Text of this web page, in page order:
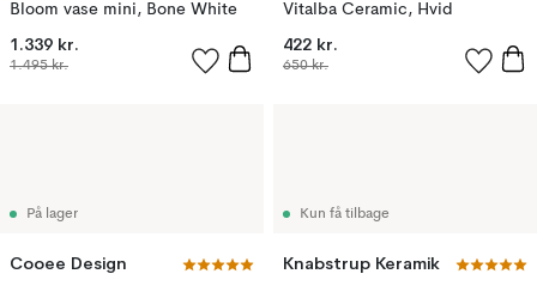
Bloom vase mini, Bone White
1.339 kr.
1.495 kr.
Vitalba Ceramic, Hvid
422 kr.
650 kr.
På lager
Cooee Design
Kun få tilbage
Knabstrup Keramik